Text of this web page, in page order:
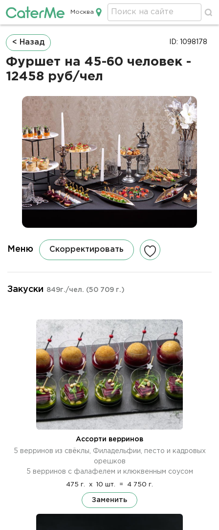
Кейтеринг в Москве
Москва
Строка
навигации
< Назад
Фуршет на 45-60 человек -
12458 руб/чел
ID: 1098178
Меню Скорректировать
Закуски 849г./чел. (50 709 г.)
Ассорти верринов
5 верринов из свёклы, Филадельфии, песто и кадровых
орешков
5 верринов с фалафелем и клюквенным соусом
475 г. x 10 шт. = 4 750 г.
Заменить